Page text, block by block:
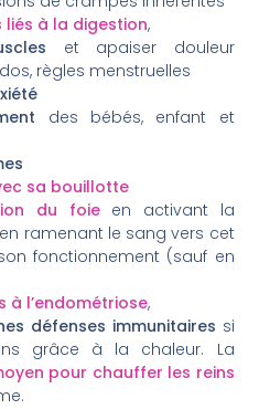
liés à la digestion,
et apaiser douleur
règles menstruelles
des bébés, enfant et
sa bouillotte
du foieen activant la
ramenant le sang vers cet
fonctionnement (sauf en
à l’endométriose,
défenses immunitaires si
grâce à la chaleur. La
pour chauffer les reins